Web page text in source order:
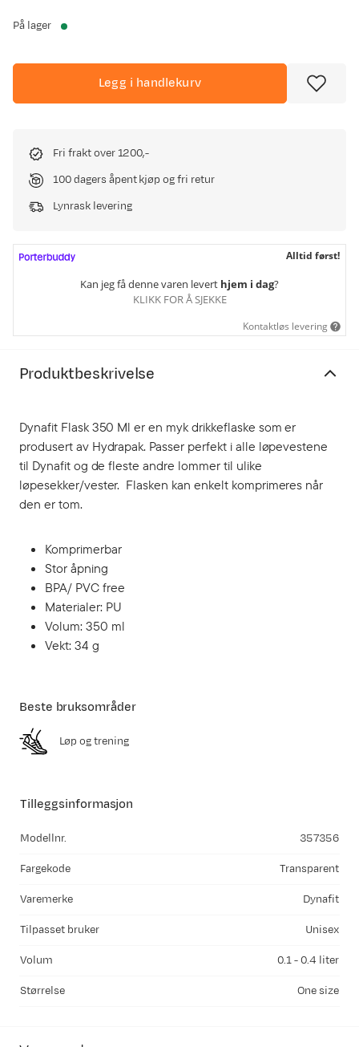
På lager
Legg i handlekurv
Fri frakt over 1200,-
100 dagers åpent kjøp og fri retur
Lynrask levering
Alltid først!
Kan jeg få denne varen levert hjem i dag?
KLIKK FOR Å SJEKKE
Kontaktløs levering
Produktbeskrivelse
Dynafit Flask 350 Ml er en myk drikkeflaske som er
produsert av Hydrapak. Passer perfekt i alle løpevestene
til Dynafit og de fleste andre lommer til ulike
løpesekker/vester. Flasken kan enkelt komprimeres når
den er tom.
Komprimerbar
Stor åpning
BPA/ PVC free
Materialer: PU
Volum: 350 ml
Vekt: 34 g
Tilleggsinformasjon
Modellnr. 357356
Fargekode Transparent
Varemerke Dynafit
Tilpasset bruker Unisex
Volum 0.1 - 0.4 liter
Størrelse One size
Beste bruksområder
Løp og trening